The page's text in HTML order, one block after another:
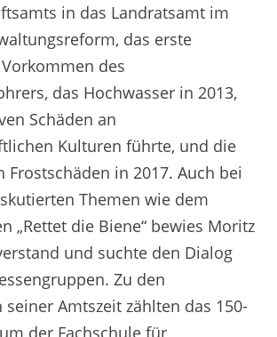
in das Landratsamt im
das erste
des
das Hochwasser in 2013,
Schäden an
Kulturen führte, und die
Frostschäden in 2017. Auch bei
Themen wie dem
„Rettet die Biene“ bewies Moritz
und suchte den Dialog
Zu den
Amtszeit zählten das 150-
der Fachschule für